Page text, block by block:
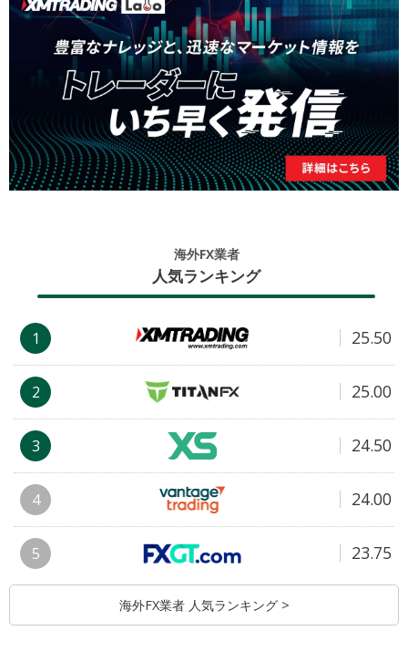
海外FX業者
人気ランキング
1 25.50
2 25.00
3 24.50
4 24.00
5 23.75
海外FX業者 人気ランキング >